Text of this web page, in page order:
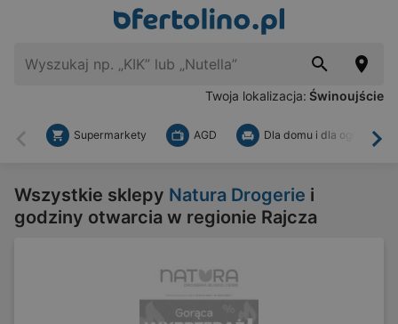
Twoja lokalizacja: Świnoujście
Wstecz
Supermarkety AGD Dla domu i dla ogrodu
Wszystkie sklepy Natura Drogerie i
godziny otwarcia w regionie Rajcza